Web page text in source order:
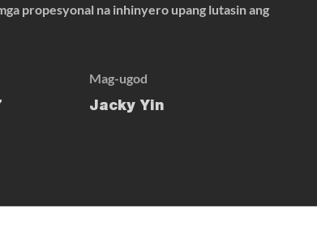
propesyonal na inhinyero upang lutasin ang
Mag-ugod
Jacky Yin